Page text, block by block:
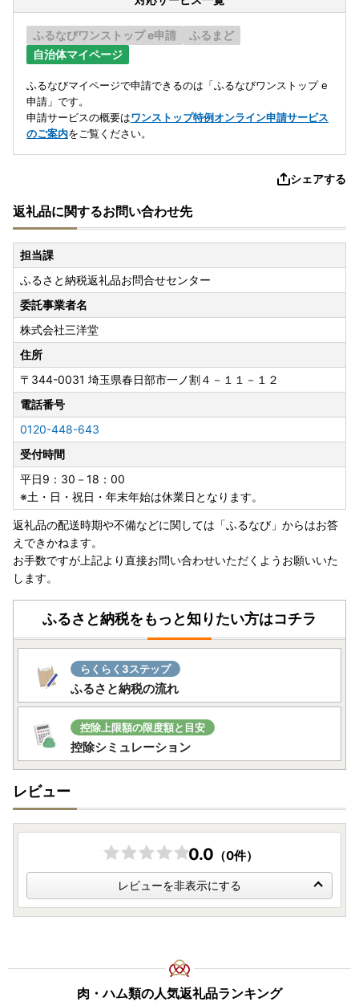
ふるなびワンストップ e申請
ふるまど
自治体マイページ
ふるなびマイページで申請できるのは「ふるなびワンストップ e
申請」です。
申請サービスの概要はワンストップ特例オンライン申請サービス
のご案内をご覧ください。
シェアする
返礼品に関するお問い合わせ先
担当課
ふるさと納税返礼品お問合せセンター
委託事業者名
株式会社三洋堂
住所
〒344-0031 埼玉県春日部市一ノ割４－１１－１２
電話番号
0120-448-643
受付時間
平日9：30－18：00
※土・日・祝日・年末年始は休業日となります。
返礼品の配送時期や不備などに関しては「ふるなび」からはお答
えできかねます。
お手数ですが上記より直接お問い合わせいただくようお願いいた
します。
ふるさと納税をもっと知りたい方はコチラ
らくらく3ステップ
ふるさと納税の流れ
控除上限額の限度額と目安
控除シミュレーション
レビュー
0.0 （0件）
レビューを非表示にする
肉・ハム類の人気返礼品ランキング